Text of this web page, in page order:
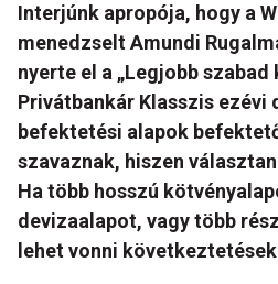
Interjúnk apropója, hogy a
menedzselt Amundi
nyerte el a „Legjobb
Privátbankár Klasszis ezévi
befektetési alapok
szavaznak, hiszen
Ha több hosszú
devizaalapot, vagy több
lehet vonni